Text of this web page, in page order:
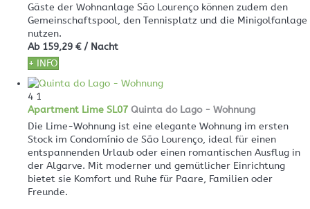
Gäste der Wohnanlage São Lourenço können zudem den
Gemeinschaftspool, den Tennisplatz und die Minigolfanlage
nutzen.
Ab 159,29 € / Nacht
+ INFO
4 1
Apartment Lime SL07 Quinta do Lago - Wohnung
Die Lime-Wohnung ist eine elegante Wohnung im ersten
Stock im Condomínio de São Lourenço, ideal für einen
entspannenden Urlaub oder einen romantischen Ausflug in
der Algarve. Mit moderner und gemütlicher Einrichtung
bietet sie Komfort und Ruhe für Paare, Familien oder
Freunde.